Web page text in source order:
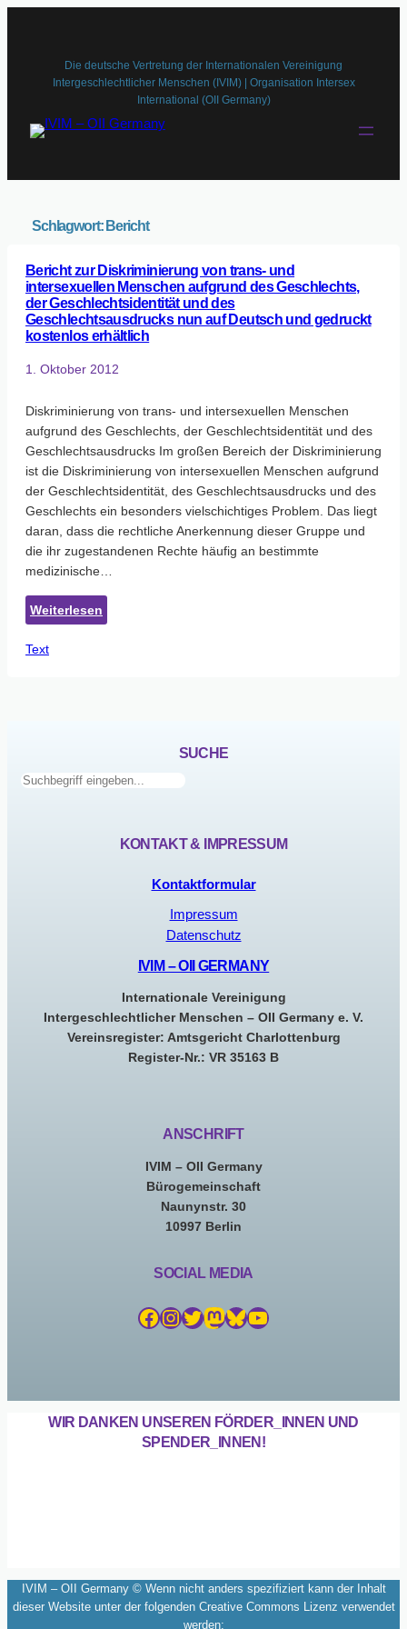
Die deutsche Vertretung der Internationalen Vereinigung
Intergeschlechtlicher Menschen (IVIM) | Organisation Intersex
International (OII Germany)
Schlagwort: Bericht
Bericht zur Diskriminierung von trans- und
intersexuellen Menschen aufgrund des Geschlechts,
der Geschlechtsidentität und des
Geschlechtsausdrucks nun auf Deutsch und gedruckt
kostenlos erhältlich
1. Oktober 2012
Diskriminierung von trans- und intersexuellen Menschen
aufgrund des Geschlechts, der Geschlechtsidentität und des
Geschlechtsausdrucks Im großen Bereich der Diskriminierung
ist die Diskriminierung von intersexuellen Menschen aufgrund
der Geschlechtsidentität, des Geschlechtsausdrucks und des
Geschlechts ein besonders vielschichtiges Problem. Das liegt
daran, dass die rechtliche Anerkennung dieser Gruppe und
die ihr zugestandenen Rechte häufig an bestimmte
medizinische…
Weiterlesen
Bericht
intersexuellen
aufgrund
der
Geschlechtsausdrucks
kostenlos
erhältlich
Text
SUCHE
Suchen
KONTAKT & IMPRESSUM
Kontaktformular
Impressum
Datenschutz
IVIM – OII GERMANY
Internationale Vereinigung
Intergeschlechtlicher Menschen – OII Germany e. V.
Vereinsregister: Amtsgericht Charlottenburg
Register-Nr.: VR 35163 B
ANSCHRIFT
IVIM – OII Germany
Bürogemeinschaft
Naunynstr. 30
10997 Berlin
SOCIAL MEDIA
Facebook InstagramTwitter Mastodon Bluesky YouTube
WIR DANKEN UNSEREN FÖRDER_INNEN UND
SPENDER_INNEN!
IVIM – OII Germany © Wenn nicht anders spezifiziert kann der Inhalt
dieser Website unter der folgenden Creative Commons Lizenz verwendet
werden: